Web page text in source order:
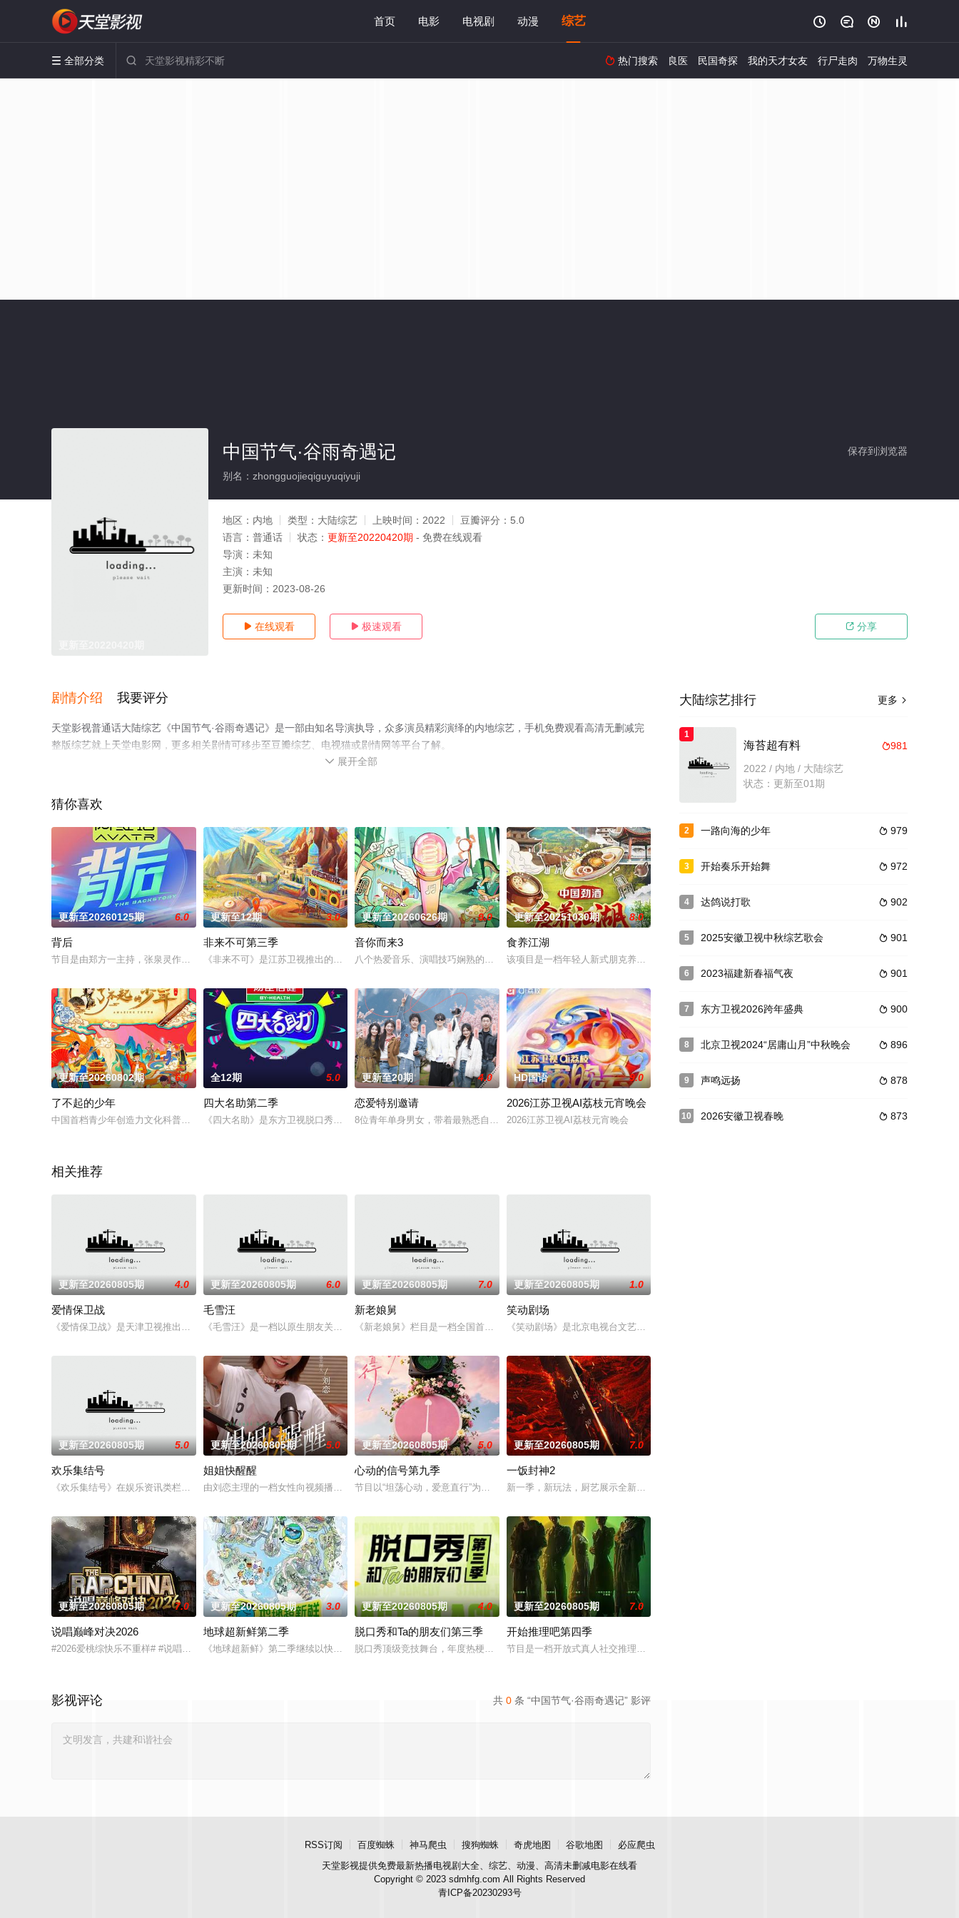
首页 电影 电视剧 动漫 综艺    
 全部分类   热门搜索 良医 民国奇探 我的天才女友 行尸走肉 万物生灵
保存到浏览器
中国节气·谷雨奇遇记
别名：zhongguojieqiguyuqiyuji
地区： 内地 类型： 大陆综艺 上映时间： 2022 豆瓣评分： 5.0
语言： 普通话 状态： 更新至20220420期 - 免费在线观看
导演： 未知
主演： 未知
更新时间： 2023-08-26
 在线观看  极速观看  分享
剧情介绍 我要评分
天堂影视普通话大陆综艺《中国节气·谷雨奇遇记》是一部由知名导演执导，众多演员精彩演绎的内地综艺，手机免费观看高清无删减完
整版综艺就上天堂电影网，更多相关剧情可移步至豆瓣综艺、电视猫或剧情网等平台了解。
 展开全部
猜你喜欢
更新至20260125期 6.0
背后
节目是由郑方一主持，张泉灵作为“对谈人”的一档观察谈话类节目。每期与 1 位嘉宾共同乘车，一路在生活的相处中完成对话。上车是创新式使用 AI 完
更新至12期 3.0
非来不可第三季
《非来不可》是江苏卫视推出的人文体验真人秀，以“沉浸式体验+硬核挑战”为核心模式。节目将艺人好友组成“非来游学团”，去到不同城市地区，开启“真听
更新至20260626期 9.0
音你而来3
八个热爱音乐、演唱技巧娴熟的歌手组成全新的「音你小队」踏上异国唱游之旅！与以往不同的是--这一次他们的旅游费用和舞台加成都需要通过自
更新至20251030期 8.0
食养江湖
该项目是一档年轻人新式朋克养生美食真人秀，我们将嘉宾团分为“老江湖”和“新势力”，通过新老PK的方式，
更新至20260802期 6.0
了不起的少年
中国首档青少年创造力文化科普传承创新综艺《了不起的少年》，以“非遗不老，文明永续”为第一季核心主题，下设“了不起的非遗”“了不起的练习生”“了不
全12期 5.0
四大名助第二季
《四大名助》是东方卫视脱口秀节目，孟非、王祖蓝、谢依霖、尉迟琳嘉倾情加盟，预计2016年播出。
更新至20期 4.0
恋爱特别邀请
8位青年单身男女，带着最熟悉自己情感需要的“特别见证者”，赴西藏林芝雪山脚下，开启10日恋爱计划。“特别见证者”包含亲人手足与亲密好友，他
HD国语 9.0
2026江苏卫视AI荔枝元宵晚会
2026江苏卫视AI荔枝元宵晚会
相关推荐
更新至20260805期 4.0
爱情保卫战
《爱情保卫战》是天津卫视推出的情感心理节目，节目现场邀请资深情感专家用专业知识给到场的每对情侣提供客观理性的分析及双方契合程度的科学考量，并根据
更新至20260805期 6.0
毛雪汪
《毛雪汪》是一档以原生朋友关系为切入点的场景化真人秀综艺节目。节目以友情为纽带，以“毛雪汪之家”为主要拍摄场景，讲述每周在这里相聚的毛不易、李雪
更新至20260805期 7.0
新老娘舅
《新老娘舅》栏目是一档全国首创的调解类谈话节目，由新娱乐和上海市司法局联合制作。节目以调解百姓纠纷、营造和谐社会为宗旨，用老百姓
更新至20260805期 1.0
笑动剧场
《笑动剧场》是北京电视台文艺节目中心唯一一档日播的“语言类”栏目。“强力推出”第一时段，独创“幽默评书”
更新至20260805期 5.0
欢乐集结号
《欢乐集结号》在娱乐资讯类栏目中一枝独秀，领跑全国，是辽宁卫视唯一一档以报道娱乐动态、解读文化现象、重温经典作品为内容的专题栏目。以东北独有的幽
更新至20260805期 5.0
姐姐快醒醒
由刘恋主理的一档女性向视频播客节目，每期邀请一位有故事女性嘉宾来到刘恋家中，展开轻松、真实的朋友式对谈。节目围绕成长、关系、职场、情绪与人生选择
更新至20260805期 5.0
心动的信号第九季
节目以“坦荡心动，爱意直行”为核心主题，聚焦真诚直白的新式恋爱，告别无效拉扯，走进心动小屋，见证单身青年之间萌生的浪漫情愫。
更新至20260805期 7.0
一饭封神2
新一季，新玩法，厨艺展示全新升级！厨神级的美味将持续上演，每一道都值得期待，已经盼着开宴瞬间的美
更新至20260805期 7.0
说唱巅峰对决2026
#2026爱桃综快乐不重样# #说唱十周年巅峰对决#全新升级归来，这次不止比技术，更要玩灵魂共振！最顶的舞台+最真的故事，让每个beat都成为年
更新至20260805期 3.0
地球超新鲜第二季
《地球超新鲜》第二季继续以快乐解压为核心基调，开启“地球团”的快乐旅程。节目路线将继续延着地球的脉络，探索更全面的世界文化旅行和体验。节目以旅行
更新至20260805期 4.0
脱口秀和Ta的朋友们第三季
脱口秀顶级竞技舞台，年度热梗发源地，2026夏天准时快乐
更新至20260805期 7.0
开始推理吧第四季
节目是一档开放式真人社交推理游戏综艺。由刘宇宁、金靖、张凌赫、丁程鑫、周柯宇组成的玩家团将共同进
共 0 条 “中国节气·谷雨奇遇记” 影评
影视评论
更多 
大陆综艺排行
1
981
海苔超有料
2022 / 内地 / 大陆综艺
状态：更新至01期
2  979
一路向海的少年
3  972
开始奏乐开始舞
4  902
达鸽说打歌
5  901
2025安徽卫视中秋综艺歌会
6  901
2023福建新春福气夜
7  900
东方卫视2026跨年盛典
8  896
北京卫视2024“居庸山月”中秋晚会
9  878
声鸣远扬
10  873
2026安徽卫视春晚
RSS订阅 百度蜘蛛 神马爬虫 搜狗蜘蛛 奇虎地图 谷歌地图
必应爬虫
天堂影视提供免费最新热播电视剧大全、综艺、动漫、高清未删减电影在线看
Copyright © 2023 sdmhfg.com All Rights Reserved
青ICP备20230293号